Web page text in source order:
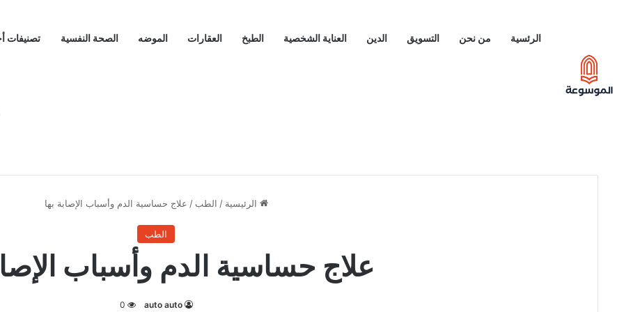
الرئسية من نحن التسويق الدين العناية الشخصية الطبخ العقارات الموضه الصحة النفسية تصنيفات
الرئيسية / الطب / علاج حساسية الدم وأسباب الإصابة بها
الطب
علاج حساسية الدم وأسباب
auto auto
0